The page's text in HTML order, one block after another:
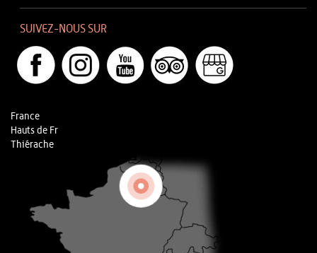
SUIVEZ-NOUS SUR
France
Hauts de Fr
Thiérache